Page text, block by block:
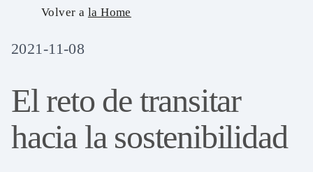
content
Volver a la Home
2021-11-08
El reto de transitar
hacia la sostenibilidad